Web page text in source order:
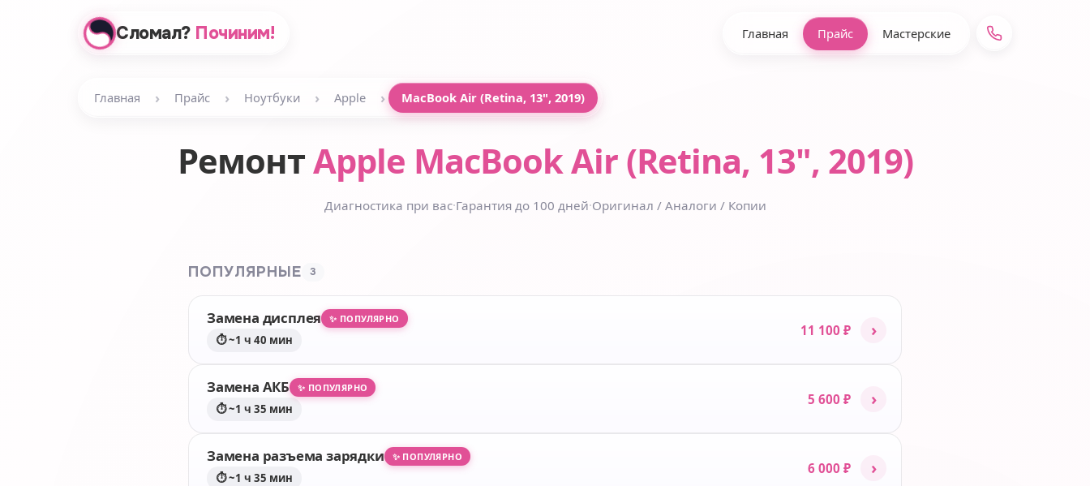
Сломал? Починим! Главная Прайс Мастерские
Главная › Прайс › Ноутбуки › Apple › MacBook Air (Retina, 13", 2019)
РемонтApple MacBook Air (Retina, 13", 2019)
Диагностика при вас·Гарантия до 100 дней·Оригинал / Аналоги / Копии
ПОПУЛЯРНЫЕ 3
Замена дисплея ✨ ПОПУЛЯРНО
⏱ ~1 ч 40 мин
11 100 ₽ ›
Замена АКБ ✨ ПОПУЛЯРНО
⏱ ~1 ч 35 мин
5 600 ₽ ›
Замена разъема зарядки ✨ ПОПУЛЯРНО
⏱ ~1 ч 35 мин
6 000 ₽ ›